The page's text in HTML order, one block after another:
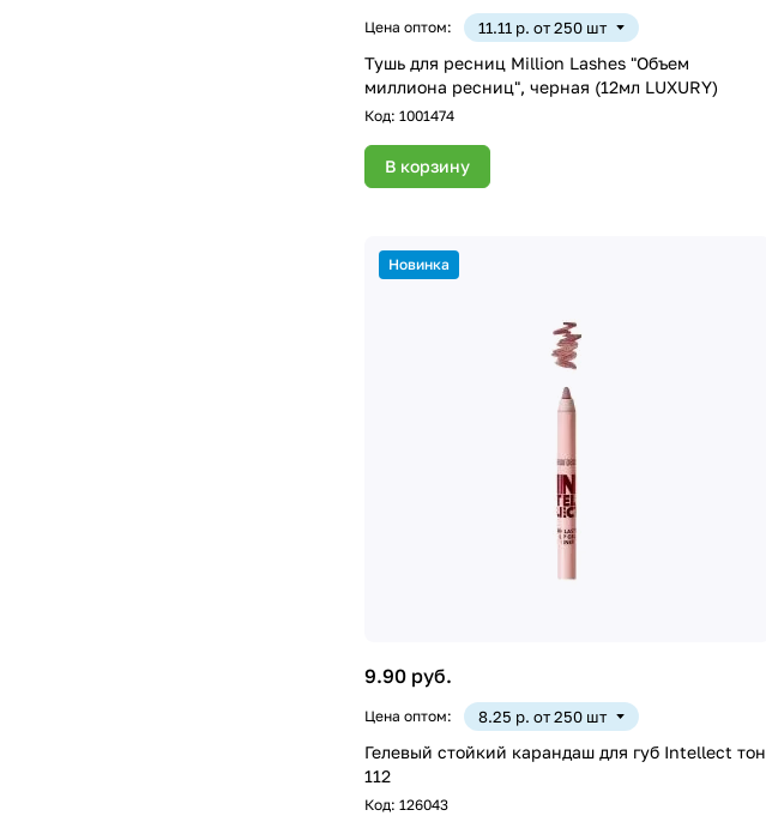
Цена оптом: 11.11 р. от 250 шт
Тушь для ресниц Million Lashes "Объем
миллиона ресниц", черная (12мл LUXURY)
Код: 1001474
В корзину
Новинка
9.90 руб.
Цена оптом: 8.25 р. от 250 шт
Гелевый стойкий карандаш для губ Intellect тон
112
Код: 126043